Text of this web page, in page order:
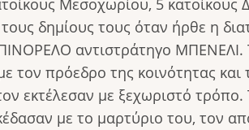
Μεσοχωρίου, 5 κατοίκους
δημίους τους όταν ήρθε η
αντιστράτηγο
τον πρόεδρο της κοινότητας
εκτέλεσαν με ξεχωριστό
με το μαρτύριο του, τον